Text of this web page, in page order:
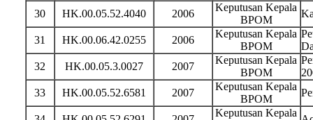
30
HK.00.05.52.4040 2006
Keputusan Kepala
BPOM
31 HK.00.06.42.0255 2006
Keputusan Kepala
BPOM
32
HK.00.05.3.0027 2007
Keputusan Kepala
BPOM
33
HK.00.05.52.6581 2007
Keputusan Kepala
BPOM
Keputusan Kepala